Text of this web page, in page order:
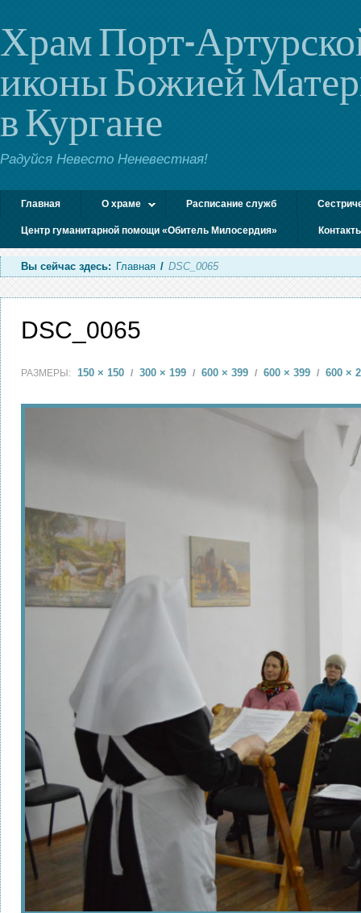
Храм Порт-
иконы Божией
в Кургане
Радуйся Невесто Неневестная!
Главная О храме Расписание служб
Центр гуманитарной помощи «Обитель Милосердия»
Вы сейчас здесь: Главная / DSC_0065
DSC_0065
РАЗМЕРЫ: 150 × 150 / 300 × 199 / 600 × 399 / 600 × 399 / 600 ×